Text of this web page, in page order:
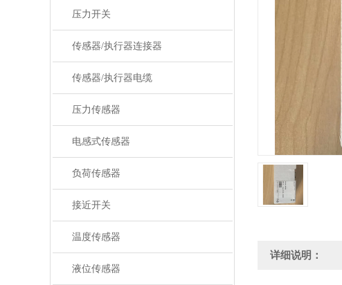
压力开关
传感器/执行器连接器
传感器/执行器电缆
压力传感器
电感式传感器
负荷传感器
接近开关
温度传感器
液位传感器
详细说明：